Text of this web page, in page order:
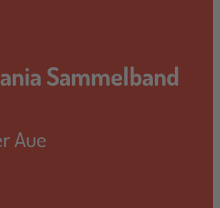
Sammelband
Aue